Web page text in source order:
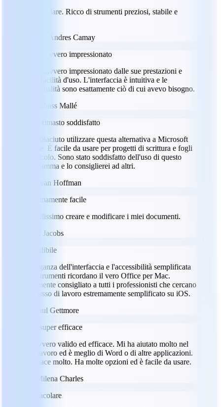
Spettacolare. Ricco di strumenti preziosi, stabile e
Julio Andres Camay
Sono davvero impressionato
Sono davvero impressionato dalle sue prestazioni e
dalla facilità d'uso. L'interfaccia è intuitiva e le
funzionalità sono esattamente ciò di cui avevo bisogno.
Labass Mallé
Sono rimasto soddisfatto
Mi è piaciuto utilizzare questa alternativa a Microsoft
Office. È facile da usare per progetti di scrittura e fogli
di calcolo. Sono stato soddisfatto dell'uso di questo
programma e lo consiglierei ad altri.
Ryan Hoffman
Estremamente facile
È facilissimo creare e modificare i miei documenti.
Jeff Jacobs
Incredibile
L'eleganza dell'interfaccia e l'accessibilità semplificata
agli strumenti ricordano il vero Office per Mac.
Altamente consigliato a tutti i professionisti che cercano
un flusso di lavoro estremamente semplificato su iOS.
Paul Gettmore
App super efficace
È davvero valido ed efficace. Mi ha aiutato molto nel
mio lavoro ed è meglio di Word o di altre applicazioni.
Mi piace molto. Ha molte opzioni ed è facile da usare.
Milena Charles
Spettacolare